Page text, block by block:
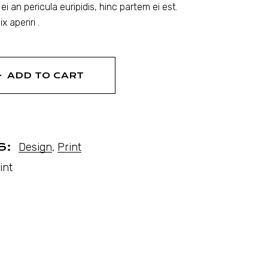
an pericula euripidis, hinc partem ei est.
aperiri .
ADD TO CART
Design, Print